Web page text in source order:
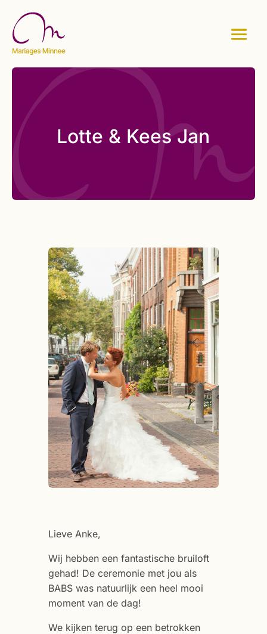
Lotte & Kees Jan
Lieve Anke,
Wij hebben een fantastische bruiloft
gehad! De ceremonie met jou als
BABS was natuurlijk een heel mooi
moment van de dag!
We kijken terug op een betrokken